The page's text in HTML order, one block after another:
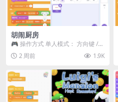
胡闹厨房
🎮 操作方式 单人模式： 方向键 /
WASD —— 移动 Z / K —— 抓...
2 周前 1.9K